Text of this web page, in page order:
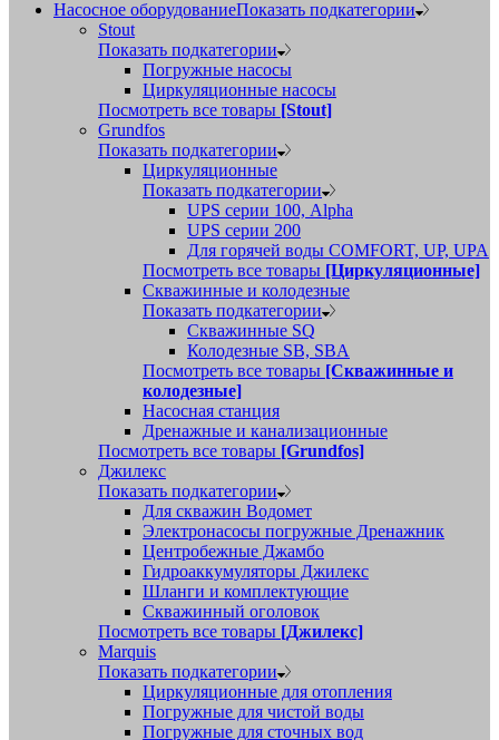
Насосное оборудованиеПоказать подкатегории
Stout
Показать подкатегории
Погружные насосы
Циркуляционные насосы
Посмотреть все товары [Stout]
Grundfos
Показать подкатегории
Циркуляционные
Показать подкатегории
UPS серии 100, Alpha
UPS серии 200
Для горячей воды COMFORT, UP, UPA
Посмотреть все товары [Циркуляционные]
Скважинные и колодезные
Показать подкатегории
Скважинные SQ
Колодезные SB, SBA
Посмотреть все товары [Скважинные и
колодезные]
Насосная станция
Дренажные и канализационные
Посмотреть все товары [Grundfos]
Джилекс
Показать подкатегории
Для скважин Водомет
Электронасосы погружные Дренажник
Центробежные Джамбо
Гидроаккумуляторы Джилекс
Шланги и комплектующие
Скважинный оголовок
Посмотреть все товары [Джилекс]
Marquis
Показать подкатегории
Циркуляционные для отопления
Погружные для чистой воды
Погружные для сточных вод